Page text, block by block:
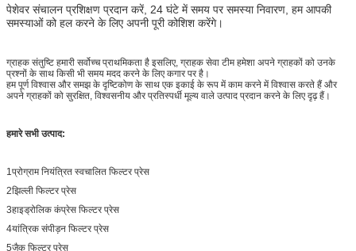
पेशेवर संचालन प्रशिक्षण प्रदान करें, 24 घंटे में समय पर समस्या निवारण, हम आपकी
समस्याओं को हल करने के लिए अपनी पूरी कोशिश करेंगे।
ग्राहक संतुष्टि हमारी सर्वोच्च प्राथमिकता है इसलिए, ग्राहक सेवा टीम हमेशा अपने ग्राहकों को उनके
प्रश्नों के साथ किसी भी समय मदद करने के लिए कगार पर है।
हम पूर्ण विश्वास और समझ के दृष्टिकोण के साथ एक इकाई के रूप में काम करने में विश्वास करते हैं और
अपने ग्राहकों को सुरक्षित, विश्वसनीय और प्रतिस्पर्धी मूल्य वाले उत्पाद प्रदान करने के लिए दृढ़ हैं।
हमारे सभी उत्पाद:
1प्रोग्राम नियंत्रित स्वचालित फिल्टर प्रेस
2झिल्ली फिल्टर प्रेस
3हाइड्रोलिक कंप्रेस फिल्टर प्रेस
4यांत्रिक संपीड़न फिल्टर प्रेस
5जैक फिल्टर प्रेस